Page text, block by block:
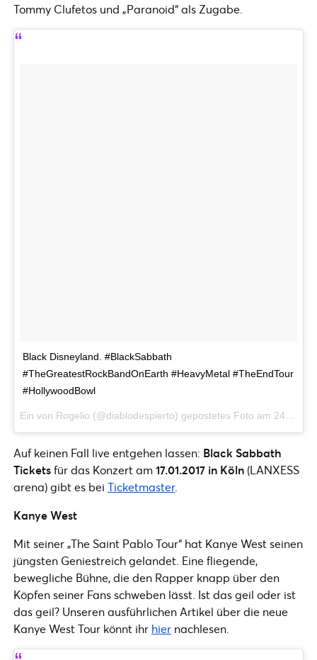
Tommy Clufetos und „Paranoid“ als Zugabe.
Black Disneyland. #BlackSabbath
#TheGreatestRockBandOnEarth #HeavyMetal #TheEndTour
#HollywoodBowl
Ein von Rogelio (@diablodespierto) gepostetes Foto am 24. Sep 2016 um 9:08 Uhr
Auf keinen Fall live entgehen lassen: Black Sabbath
Ticketsfür das Konzert am17.01.2017 in Köln (LANXESS
arena) gibt es bei Ticketmaster.
Kanye West
Mit seiner „The Saint Pablo Tour“ hat Kanye West seinen
jüngsten Geniestreich gelandet. Eine fliegende,
bewegliche Bühne, die den Rapper knapp über den
Köpfen seiner Fans schweben lässt. Ist das geil oder ist
das geil? Unseren ausführlichen Artikel über die neue
Kanye West Tour könnt ihr hier nachlesen.